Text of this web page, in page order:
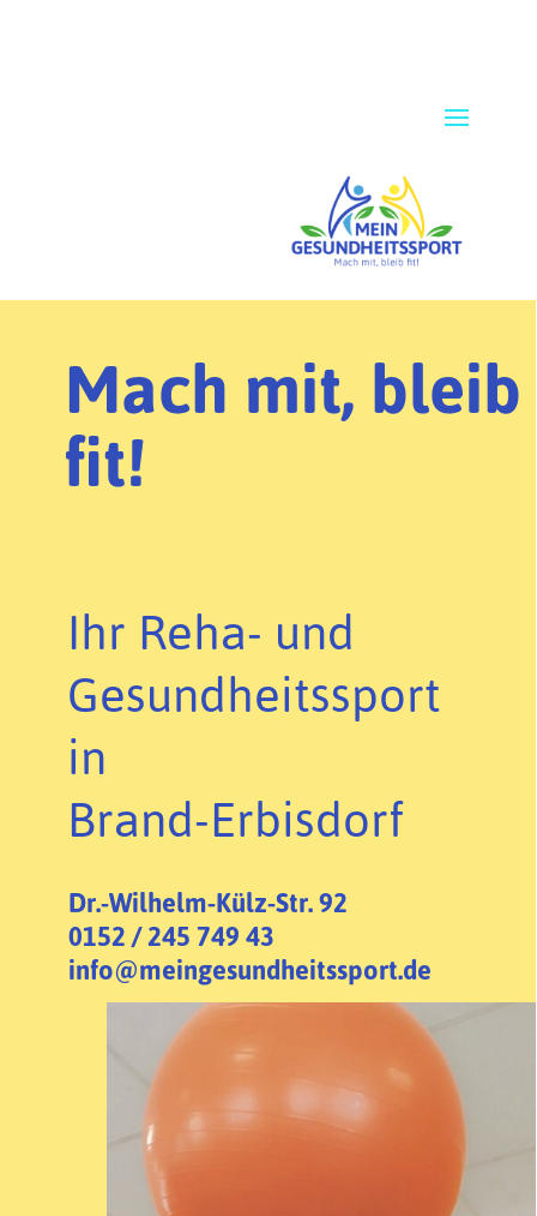
Mach mit, bleib
fit!
Ihr Reha- und
Gesundheitssport
in
Brand-Erbisdorf
Dr.-Wilhelm-Külz-Str. 92
0152 / 245 749 43
info@meingesundheitssport.de